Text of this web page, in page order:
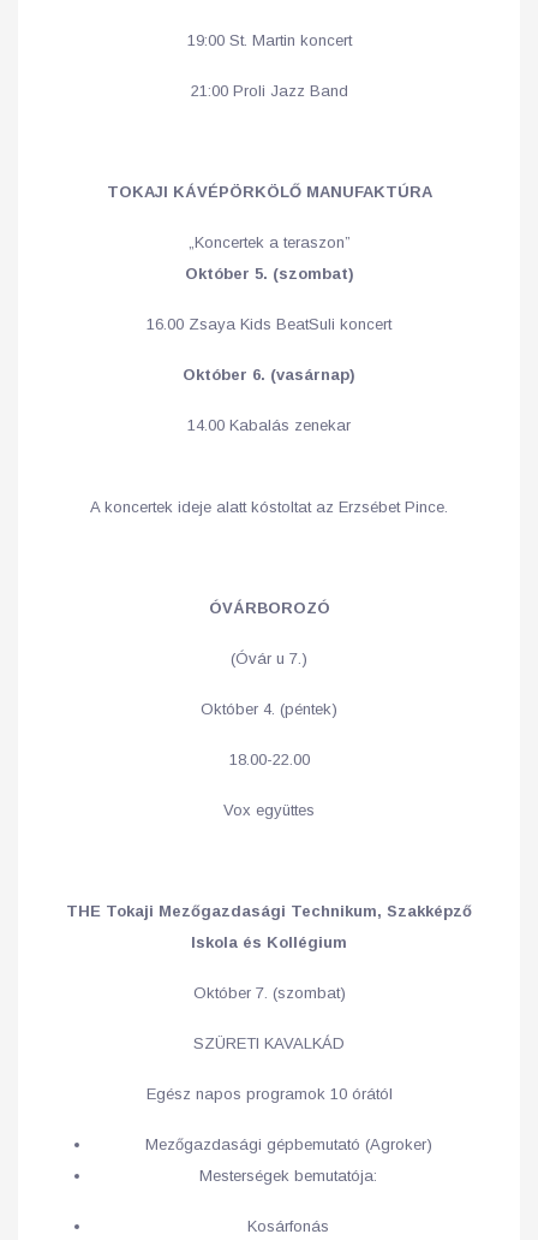
19:00 St. Martin koncert
21:00 Proli Jazz Band
TOKAJI KÁVÉPÖRKÖLŐ MANUFAKTÚRA
„Koncertek a teraszon”
Október 5. (szombat)
16.00 Zsaya Kids BeatSuli koncert
Október 6. (vasárnap)
14.00 Kabalás zenekar
A koncertek ideje alatt kóstoltat az Erzsébet Pince.
ÓVÁRBOROZÓ
(Óvár u 7.)
Október 4. (péntek)
18.00-22.00
Vox együttes
THE Tokaji Mezőgazdasági Technikum, Szakképző
Iskola és Kollégium
Október 7. (szombat)
SZÜRETI KAVALKÁD
Egész napos programok 10 órától
Mezőgazdasági gépbemutató (Agroker)
Mesterségek bemutatója:
Kosárfonás